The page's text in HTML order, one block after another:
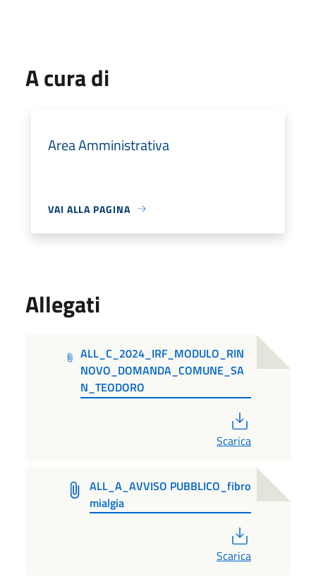
A cura di
Area Amministrativa
VAI ALLA PAGINA
Allegati
ALL_C_2024_IRF_MODULO_RIN
NOVO_DOMANDA_COMUNE_SA
N_TEODORO
Scarica
ALL_A_AVVISO PUBBLICO_fibro
mialgia
Scarica